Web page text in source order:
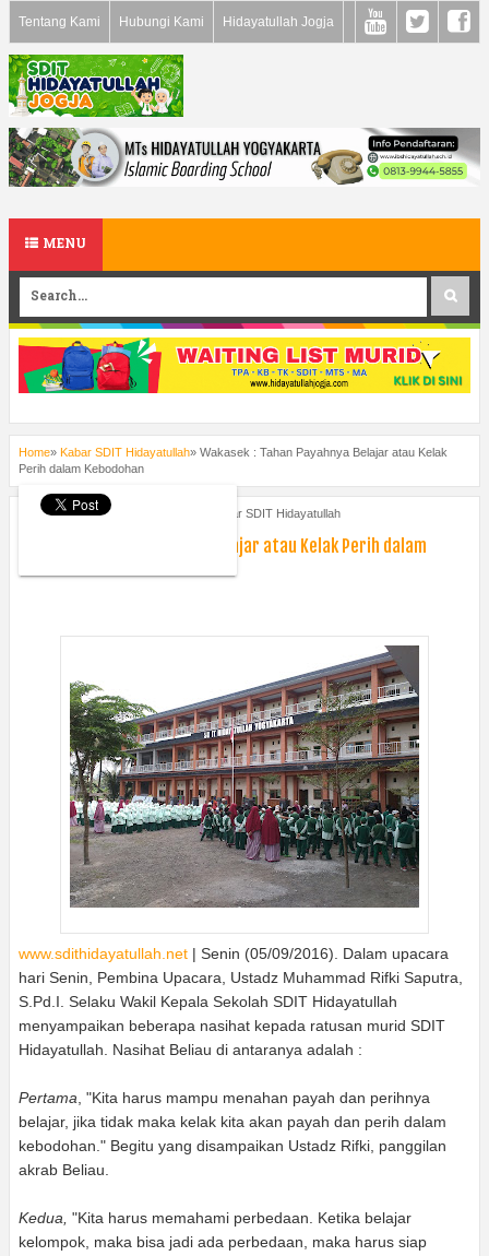
Tentang Kami Hubungi Kami Hidayatullah Jogja
MENU
Home» Kabar SDIT Hidayatullah» Wakasek : Tahan Payahnya Belajar atau Kelak
Perih dalam Kebodohan
Monday, September 5, 2016 Kabar SDIT Hidayatullah
Wakasek : Tahan Payahnya Belajar atau Kelak Perih dalam
www.sdithidayatullah.net | Senin (05/09/2016). Dalam upacara
hari Senin, Pembina Upacara, Ustadz Muhammad Rifki Saputra,
S.Pd.I. Selaku Wakil Kepala Sekolah SDIT Hidayatullah
menyampaikan beberapa nasihat kepada ratusan murid SDIT
Hidayatullah. Nasihat Beliau di antaranya adalah :
Pertama, "Kita harus mampu menahan payah dan perihnya
belajar, jika tidak maka kelak kita akan payah dan perih dalam
kebodohan." Begitu yang disampaikan Ustadz Rifki, panggilan
akrab Beliau.
Kedua, "Kita harus memahami perbedaan. Ketika belajar
kelompok, maka bisa jadi ada perbedaan, maka harus siap